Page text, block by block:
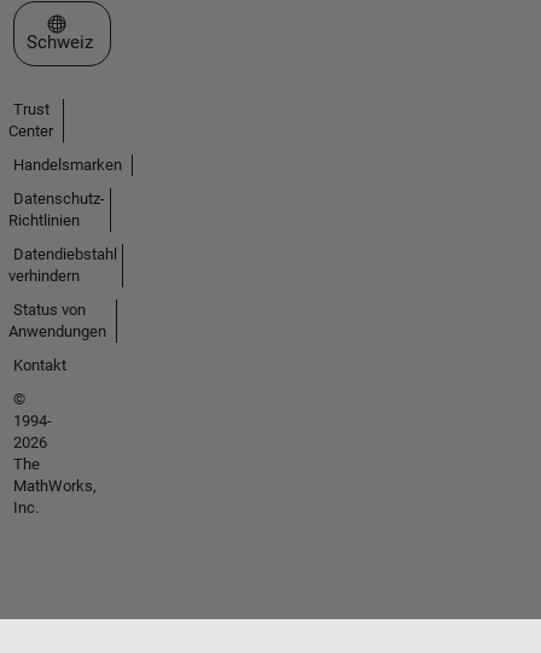
Website auswählen
Schweiz
Trust
Center
Handelsmarken
Datenschutz-
Richtlinien
Datendiebstahl
verhindern
Status von
Anwendungen
Kontakt
©
1994-
2026
The
MathWorks,
Inc.